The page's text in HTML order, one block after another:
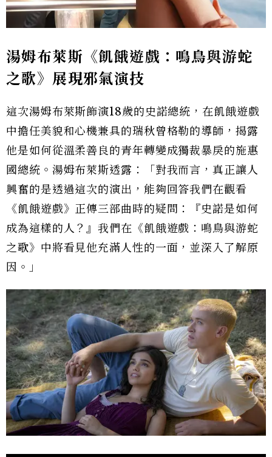
湯姆布萊斯《飢餓遊戲：鳴鳥與游蛇
之歌》展現邪氣演技
這次湯姆布萊斯飾演18歲的史諾總統，在飢餓遊戲
中擔任美貌和心機兼具的瑞秋曾格勒的導師，揭露
他是如何從溫柔善良的青年轉變成獨裁暴戾的施惠
國總統。湯姆布萊斯透露：「對我而言，真正讓人
興奮的是透過這次的演出，能夠回答我們在觀看
《飢餓遊戲》正傳三部曲時的疑問：『史諾是如何
成為這樣的人？』我們在《飢餓遊戲：鳴鳥與游蛇
之歌》中將看見他充滿人性的一面，並深入了解原
因。」